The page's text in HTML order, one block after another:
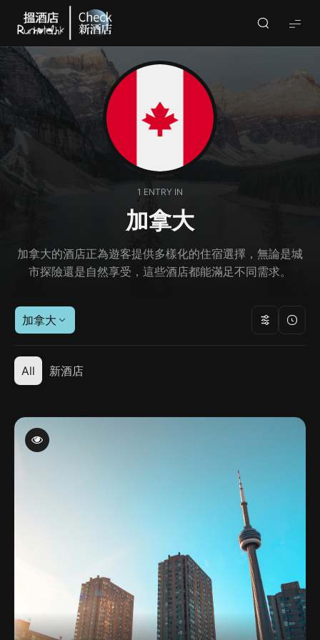
Check
酒
店
Runhotel)
1 ENTRY IN
加拿大
加拿大的酒店正為遊客提供多樣化的住宿選擇，無論是城
市探險還是自然享受，這些酒店都能滿足不同需求。
加拿大
All 新酒店